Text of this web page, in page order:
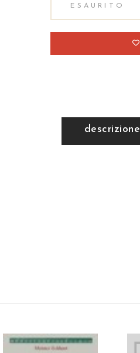
ESAURITO
descrizione